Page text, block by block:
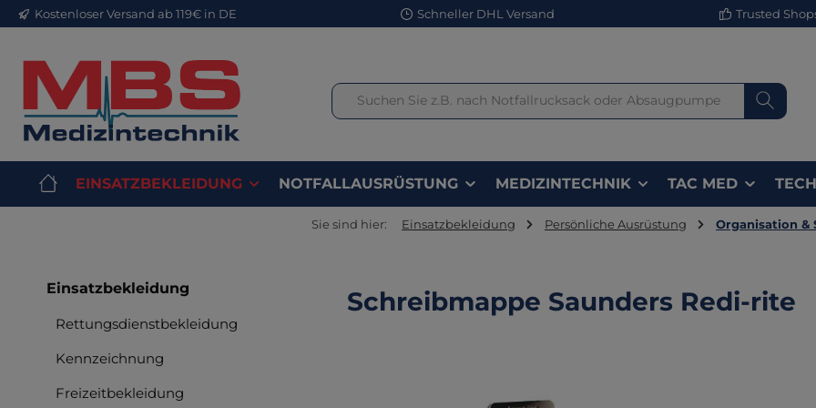
Hauptinhalt springen
Zur Suche springen
Zur Hauptnavigation springen
Kostenloser Versand ab 119€ in DE Schneller DHL Versand Trusted
EINSATZBEKLEIDUNG NOTFALLAUSRÜSTUNG MEDIZINTECHNIK TAC MED
Sie sind hier: Einsatzbekleidung Persönliche Ausrüstung Organisation &
Einsatzbekleidung
Rettungsdienstbekleidung
Kennzeichnung
Freizeitbekleidung
Schreibmappe Saunders Redi-rite